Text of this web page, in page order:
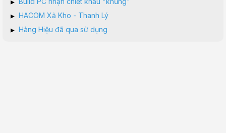
▸ HACOM Xả Kho - Thanh Lý
▸ Hàng Hiệu đã qua sử dụng